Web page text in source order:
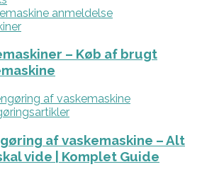
– Køb af brugt
af vaskemaskine – Alt
vide | Komplet Guide